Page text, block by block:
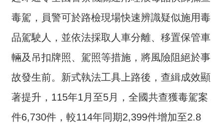
遞
主
題
服
務
互
交
毒駕，員警可於路檢現場快速辨識疑似施用毒
品駕駛人，並依法採取人車分離、移置保管車
輛及吊扣牌照、駕照等措施，將風險阻絕於事
故發生前。新式執法工具上路後，查緝成效顯
著提升，115年1月至5月，全國共查獲毒駕案
件6,730件，較114年同期2,399件增加至2.8